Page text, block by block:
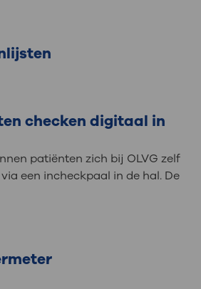
checken digitaal in
patiënten zich bij OLVG zelf
een incheckpaal in de hal. De